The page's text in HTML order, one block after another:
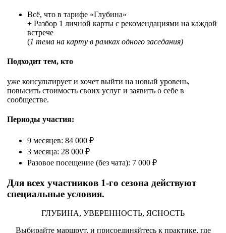
Всё, что в тарифе «Глубина»
+ Разбор 1 личной карты с рекомендациями на каждой
встрече
(1 тема на карту в рамках одного заседания)
Подходит тем, кто
уже консультирует и хочет выйти на новый уровень,
повысить стоимость своих услуг и заявить о себе в
сообществе.
Периоды участия:
9 месяцев: 84 000 ₽
3 месяца: 28 000 ₽
Разовое посещение (без чата): 7 000 ₽
Для всех участников 1-го сезона действуют
специальные условия.
ГЛУБИНА, УВЕРЕННОСТЬ, ЯСНОСТЬ
Выбирайте маршрут, и присоединяйтесь к практике, где